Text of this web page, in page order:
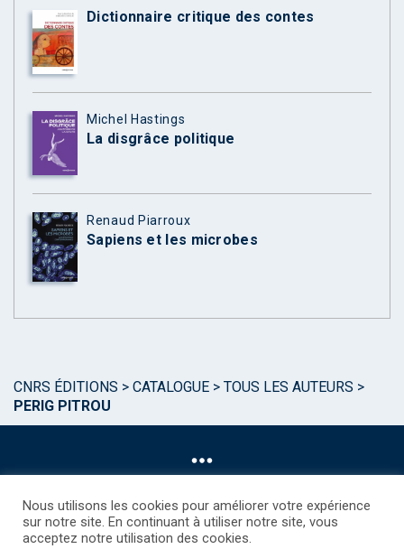
Dictionnaire critique des contes
Michel Hastings
La disgrâce politique
Renaud Piarroux
Sapiens et les microbes
CNRS ÉDITIONS > CATALOGUE > TOUS LES AUTEURS >
PERIG PITROU
©CNRS EDITIONS 2025
Nous utilisons les cookies pour améliorer votre expérience
sur notre site. En continuant à utiliser notre site, vous
acceptez notre utilisation des cookies.